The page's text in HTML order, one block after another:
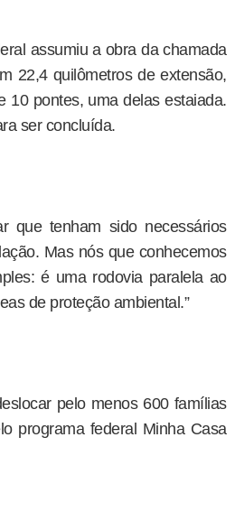
assumiu a obra da chamada
22,4 quilômetros de extensão,
10 pontes, uma delas estaiada.
ser concluída.
que tenham sido necessários
Mas nós que conhecemos
é uma rodovia paralela ao
de proteção ambiental.”
pelo menos 600 famílias
programa federal Minha Casa